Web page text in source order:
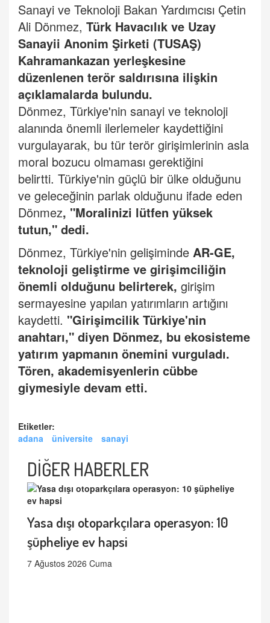
Sanayi ve Teknoloji Bakan Yardımcısı Çetin
Ali Dönmez, Türk Havacılık ve Uzay
Sanayii Anonim Şirketi (TUSAŞ)
Kahramankazan yerleşkesine
düzenlenen terör saldırısına ilişkin
açıklamalarda bulundu.
Dönmez, Türkiye'nin sanayi ve teknoloji
alanında önemli ilerlemeler kaydettiğini
vurgulayarak, bu tür terör girişimlerinin asla
moral bozucu olmaması gerektiğini
belirtti. Türkiye'nin güçlü bir ülke olduğunu
ve geleceğinin parlak olduğunu ifade eden
Dönmez, "Moralinizi lütfen yüksek
tutun," dedi.
Dönmez, Türkiye'nin gelişiminde AR-GE,
teknoloji geliştirme ve girişimciliğin
önemli olduğunu belirterek, girişim
sermayesine yapılan yatırımların artığını
kaydetti. "Girişimcilik Türkiye'nin
anahtarı," diyen Dönmez, bu ekosisteme
yatırım yapmanın önemini vurguladı.
Tören, akademisyenlerin cübbe
giymesiyle devam etti.
Etiketler:
adana
üniversite sanayi
DİĞER HABERLER
Yasa dışı otoparkçılara operasyon: 10
şüpheliye ev hapsi
7 Ağustos 2026 Cuma